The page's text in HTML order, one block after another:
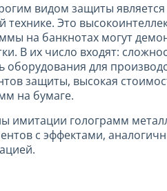
видом защиты
технике. Это
на банкнотах могут
В их число входят:
оборудования для
защиты, высокая
на бумаге.
имитации голограмм
с эффектами,